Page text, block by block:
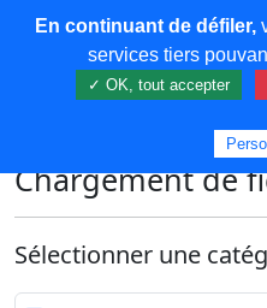
COREMA
Chargement de
Sélectionner une
En continuant de défiler,
services tiers
✓ OK, tout accepter